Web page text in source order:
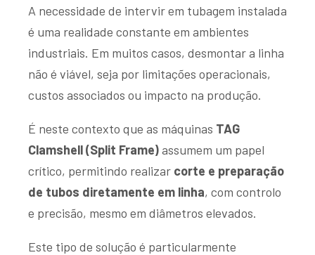
A necessidade de intervir em tubagem instalada
é uma realidade constante em ambientes
industriais. Em muitos casos, desmontar a linha
não é viável, seja por limitações operacionais,
custos associados ou impacto na produção.
É neste contexto que as máquinas TAG
Clamshell (Split Frame)assumem um papel
crítico, permitindo realizar corte e preparação
de tubos diretamente em linha, com controlo
e precisão, mesmo em diâmetros elevados.
Este tipo de solução é particularmente